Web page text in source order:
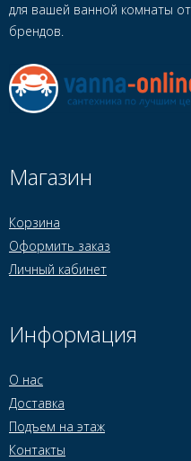
для вашей ванной комнаты
брендов.
Магазин
Корзина
Оформить заказ
Личный кабинет
Информация
О нас
Доставка
Подъем на этаж
Контакты